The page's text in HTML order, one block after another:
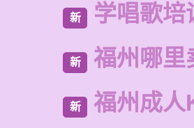
新 学唱歌培
新 福州哪里
新 福州成人